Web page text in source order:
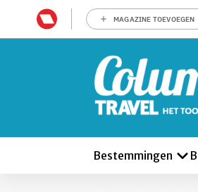
MAGAZINE TOEVOEGEN
Bestemmingen